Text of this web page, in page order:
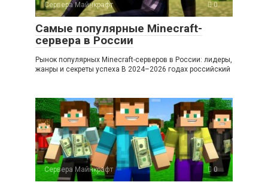
Сервера Майнкрафт 0
Самые популярные Minecraft-
сервера в России
Рынок популярных Minecraft-серверов в России: лидеры,
жанры и секреты успеха В 2024–2026 годах российский
Сервера Майнкрафт 0